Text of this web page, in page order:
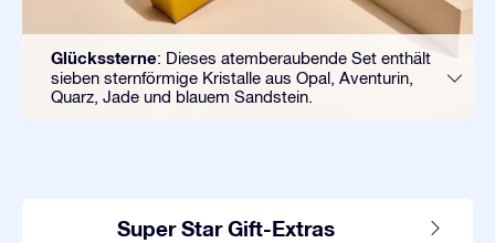
Glückssterne: Dieses atemberaubende Set enthält
sieben sternförmige Kristalle aus Opal, Aventurin,
Quarz, Jade und blauem Sandstein.
Super Star Gift-Extras